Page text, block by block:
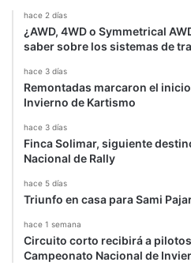
hace 2 días
¿AWD, 4WD o Symmetrical
saber sobre los sistemas de
hace 3 días
Remontadas marcaron el
Invierno de Kartismo
hace 3 días
Finca Solimar, siguiente
Nacional de Rally
hace 5 días
Triunfo en casa para Sami
hace 1 semana
Circuito corto recibirá a
Campeonato Nacional de